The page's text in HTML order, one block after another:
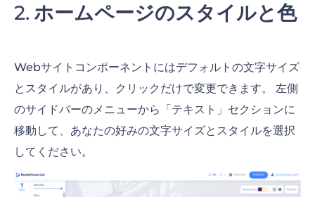
ホームページのスタイルと色
Webサイトコンポーネントにはデフォルトの文字サイズ
とスタイルがあり、クリックだけで変更できます。 左側
のサイドバーのメニューから「テキスト」セクションに
移動して、あなたの好みの文字サイズとスタイルを選択
してください。